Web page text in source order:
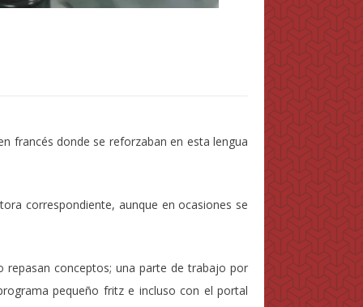
francés donde se reforzaban en esta lengua
correspondiente, aunque en ocasiones se
repasan conceptos; una parte de trabajo por
pequeño fritz e incluso con el portal